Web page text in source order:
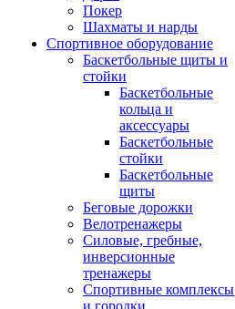
Покер
Шахматы и нарды
Спортивное оборудование
Баскетбольные щиты и
стойки
Баскетбольные
кольца и
аксессуары
Баскетбольные
стойки
Баскетбольные
щиты
Беговые дорожки
Велотренажеры
Силовые, гребные,
инверсионные
тренажеры
Спортивные комплексы
и городки